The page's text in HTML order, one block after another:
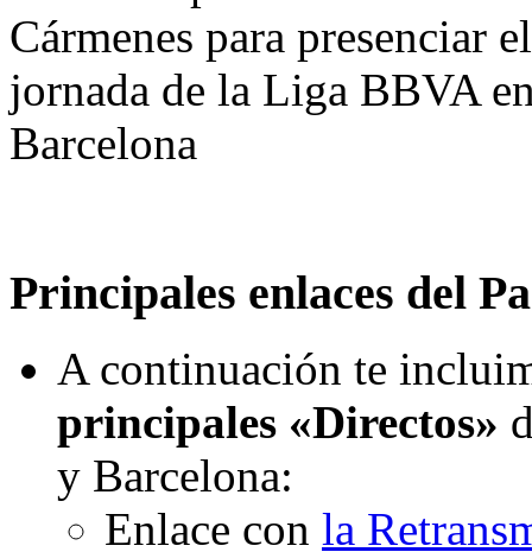
Cármenes para presenciar
jornada de la Liga BBVA
Barcelona
Principales enlaces del
A continuación te
principales «Directos»
y Barcelona:
Enlace con la